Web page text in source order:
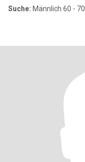
Suche: Männlich 60 - 70